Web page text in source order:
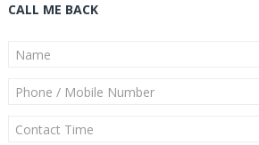
CALL ME BACK